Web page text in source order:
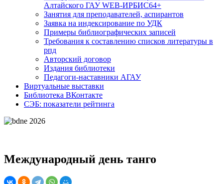
Алтайского ГАУ WEB-ИРБИС64+
Занятия для преподавателей, аспирантов
Заявка на индексирование по УДК
Примеры библиографических записей
Требования к составлению списков литературы в
рпд
Авторский договор
Издания библиотеки
Педагоги-наставники АГАУ
Виртуальные выставки
Библиотека ВКонтакте
СЭБ: показатели рейтинга
Международный день танго